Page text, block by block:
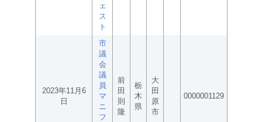
ェ
ス
ト
2023年11月6
日
市
議
会
議
員
マ
ニ
フ
前
田
則
隆
栃
木
県
大
田
原
市
0000001129